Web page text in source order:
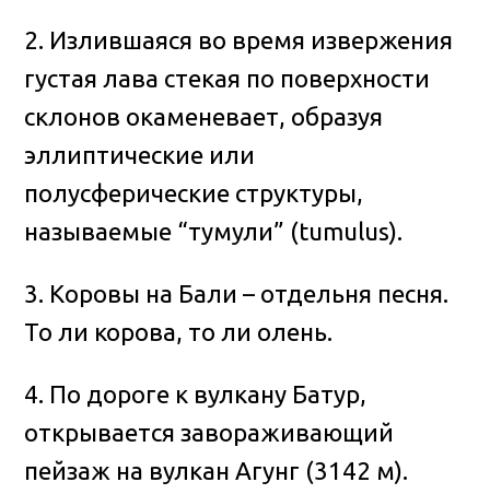
2. Излившаяся во время извержения
густая лава стекая по поверхности
склонов окаменевает, образуя
эллиптические или
полусферические структуры,
называемые “тумули” (tumulus).
3. Коровы на Бали – отдельня песня.
То ли корова, то ли олень.
4. По дороге к вулкану Батур,
открывается завораживающий
пейзаж на вулкан Агунг (3142 м).